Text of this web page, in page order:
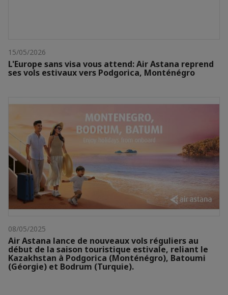
15/05/2026
L'Europe sans visa vous attend: Air Astana reprend
ses vols estivaux vers Podgorica, Monténégro
08/05/2025
Air Astana lance de nouveaux vols réguliers au
début de la saison touristique estivale, reliant le
Kazakhstan à Podgorica (Monténégro), Batoumi
(Géorgie) et Bodrum (Turquie).